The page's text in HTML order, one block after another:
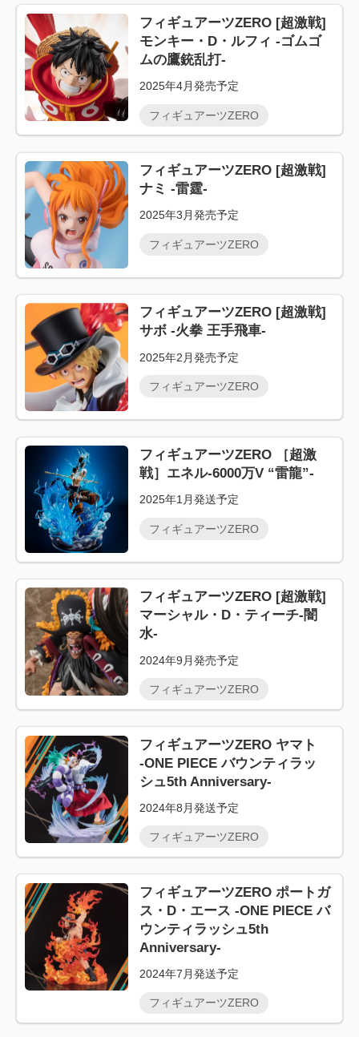
フィギュアーツZERO [超激戦]
モンキー・D・ルフィ -ゴムゴ
ムの鷹銃乱打-
2025年4月発売予定
フィギュアーツZERO
フィギュアーツZERO [超激戦]
ナミ -雷霆-
2025年3月発売予定
フィギュアーツZERO
フィギュアーツZERO [超激戦]
サボ -火拳 王手飛車-
2025年2月発売予定
フィギュアーツZERO
フィギュアーツZERO ［超激
戦］エネル-6000万V “雷龍”-
2025年1月発送予定
フィギュアーツZERO
フィギュアーツZERO [超激戦]
マーシャル・D・ティーチ-闇
水-
2024年9月発売予定
フィギュアーツZERO
フィギュアーツZERO ヤマト
‐ONE PIECE バウンティラッ
シュ5th Anniversary‐
2024年8月発送予定
フィギュアーツZERO
フィギュアーツZERO ポートガ
ス・D・エース ‐ONE PIECE バ
ウンティラッシュ5th
Anniversary‐
2024年7月発送予定
フィギュアーツZERO